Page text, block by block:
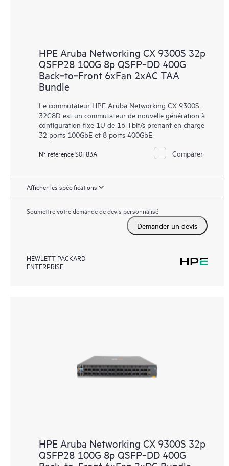
HPE Aruba Networking CX 9300S 32p
QSFP28 100G 8p QSFP‑DD 400G
Back‑to‑Front 6xFan 2xAC TAA
Bundle
Le commutateur HPE Aruba Networking CX 9300S-
32C8D est un commutateur de nouvelle génération à
configuration fixe 1U de 16 Tbit/s prenant en charge
32 ports 100GbE et 8 ports 400GbE.
N° référence S0F83A Comparer
Afficher les spécifications
Soumettre votre demande de devis personnalisé
Demander un devis
HEWLETT PACKARD
ENTERPRISE
HPE Aruba Networking CX 9300S 32p
QSFP28 100G 8p QSFP‑DD 400G